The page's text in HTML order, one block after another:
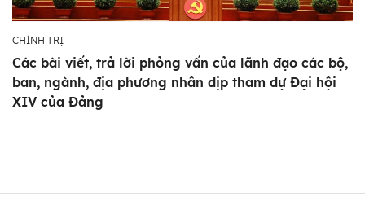
CHÍNH TRỊ
Các bài viết, trả lời phỏng vấn của lãnh đạo các bộ,
ban, ngành, địa phương nhân dịp tham dự Đại hội
XIV của Đảng